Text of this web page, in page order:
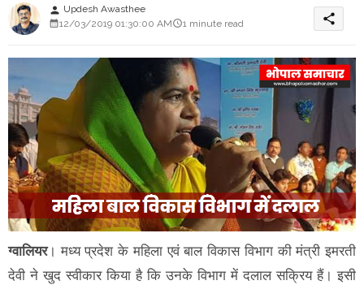
person Updesh Awasthee
12/03/2019 01:30:00 AM
1 minute read share
ग्वालियर। मध्य प्रदेश के महिला एवं बाल विकास विभाग की मंत्री इमरती
देवी ने खुद स्वीकार किया है कि उनके विभाग में दलाल सक्रिय हैं। इसी